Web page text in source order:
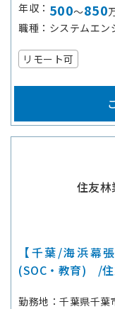
年収
500～850
職種
システムエン
リモート可
住友
【千葉/海浜幕
(SOC・教育) /住
勤務地
千葉県千